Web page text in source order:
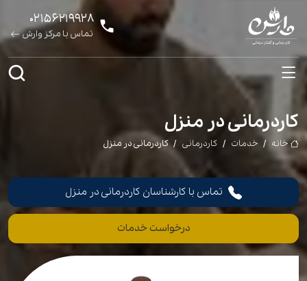
۰۲۱۵۶۲۱۹۹۲۸
تماس با مرکز وارش
کاردرمانی در منزل
خانه خدمات کاردرمانی کاردرمانی در منزل
تماس با کارشناسان کاردرمانی در منزل
درخواست خدمات